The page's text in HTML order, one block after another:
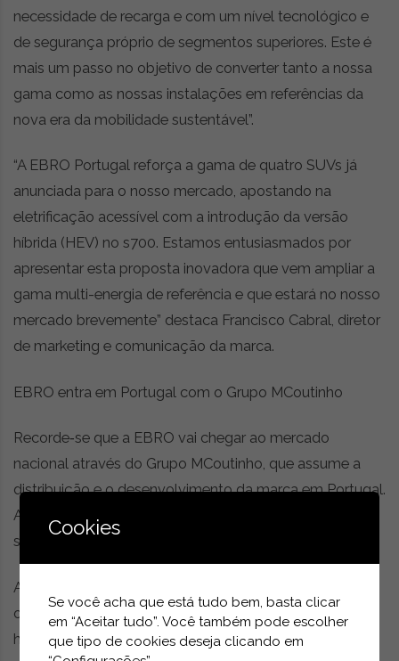
necessidade de recarga e com um nível tecnológico e
de segurança próprio de segmentos superiores. Este é
mais um passo no objetivo de converter tanto a nossa
gama como as nossas instalações em referências da
nova era da mobilidade sustentável”.
“A EBRO Portugal reforça a gama de quatro SUVs já
anunciada para o nosso mercado, apostando na
eletrificação acessível com a introdução da versão
híbrida (HEV) no s700. Estamos entusiasmados por
apresentar esta proposta inovadora que vem ampliar a
gama multi-energia de referência e que estará no nosso
mercado brevemente” destaca Francisco Cabral, diretor
de marketing e comunicação da marca.
EBRO entra em Portugal com o Grupo MCoutinho
Recorde‑se que a EBRO vai chegar ao mercado
nacional através do Grupo MCoutinho, que assume a
distribuição e o desenvolvimento da marca em Portugal.
A comercialização está prevista para o primeiro
semestre deste ano.
A estreia da marca em Portugal será feita com uma
oferta multi‑energia que inclui motorizações híbridas,
híbridas plug-in e a gasolina:
Cookies
Se você acha que está tudo bem, basta clicar
em “Aceitar tudo”. Você também pode escolher
que tipo de cookies deseja clicando em